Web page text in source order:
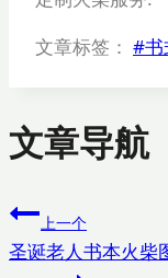
文章标签： #
文章导航
上一个
圣诞老人书本火柴